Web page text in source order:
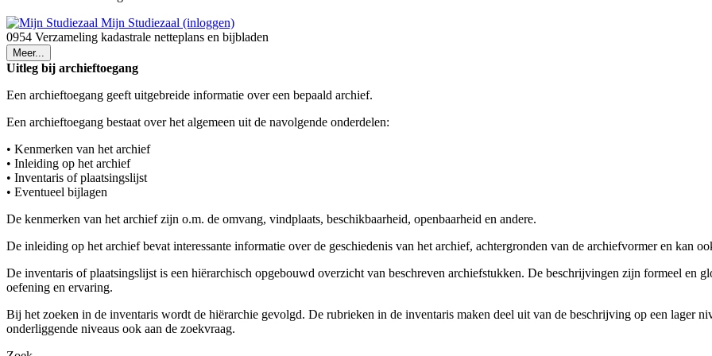
Mijn Studiezaal (inloggen)
0954 Verzameling kadastrale netteplans en bijbladen
Meer...
Uitleg bij archieftoegang
Een archieftoegang geeft uitgebreide informatie over een bepaald archief.
Een archieftoegang bestaat over het algemeen uit de navolgende onderdelen:
• Kenmerken van het archief
• Inleiding op het archief
• Inventaris of plaatsingslijst
• Eventueel bijlagen
De kenmerken van het archief zijn o.m. de omvang, vindplaats, beschikbaarheid, openbaarheid en andere.
De inleiding op het archief bevat interessante informatie over de geschiedenis van het archief, achtergronden van de archiefvormer en kan
De inventaris of plaatsingslijst is een hiërarchisch opgebouwd overzicht van beschreven archiefstukken. De beschrijvingen zijn formeel en
oefening en ervaring.
Bij het zoeken in de inventaris wordt de hiërarchie gevolgd. De rubrieken in de inventaris maken deel uit van de beschrijving op een lager
onderliggende niveaus ook aan de zoekvraag.